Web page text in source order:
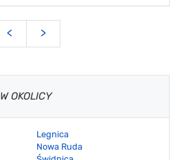
< >
W OKOLICY
Legnica
Nowa Ruda